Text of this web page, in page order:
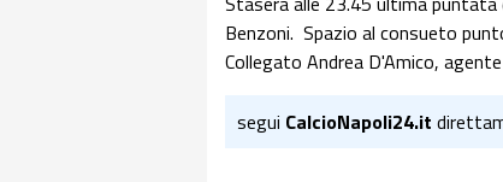
Benzoni. Spazio al consueto
Collegato Andrea D'Amico,
segui CalcioNapoli24.it